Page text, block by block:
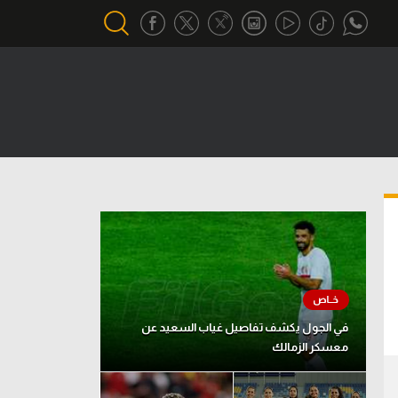
تحقيق في الجول
تقرير في الجول
تحليل في الجول
حكايات في الجول
كويز في الجول
فيديو في الجول
في الجول يكشف تفاصيل غياب السعيد عن
معسكر الزمالك